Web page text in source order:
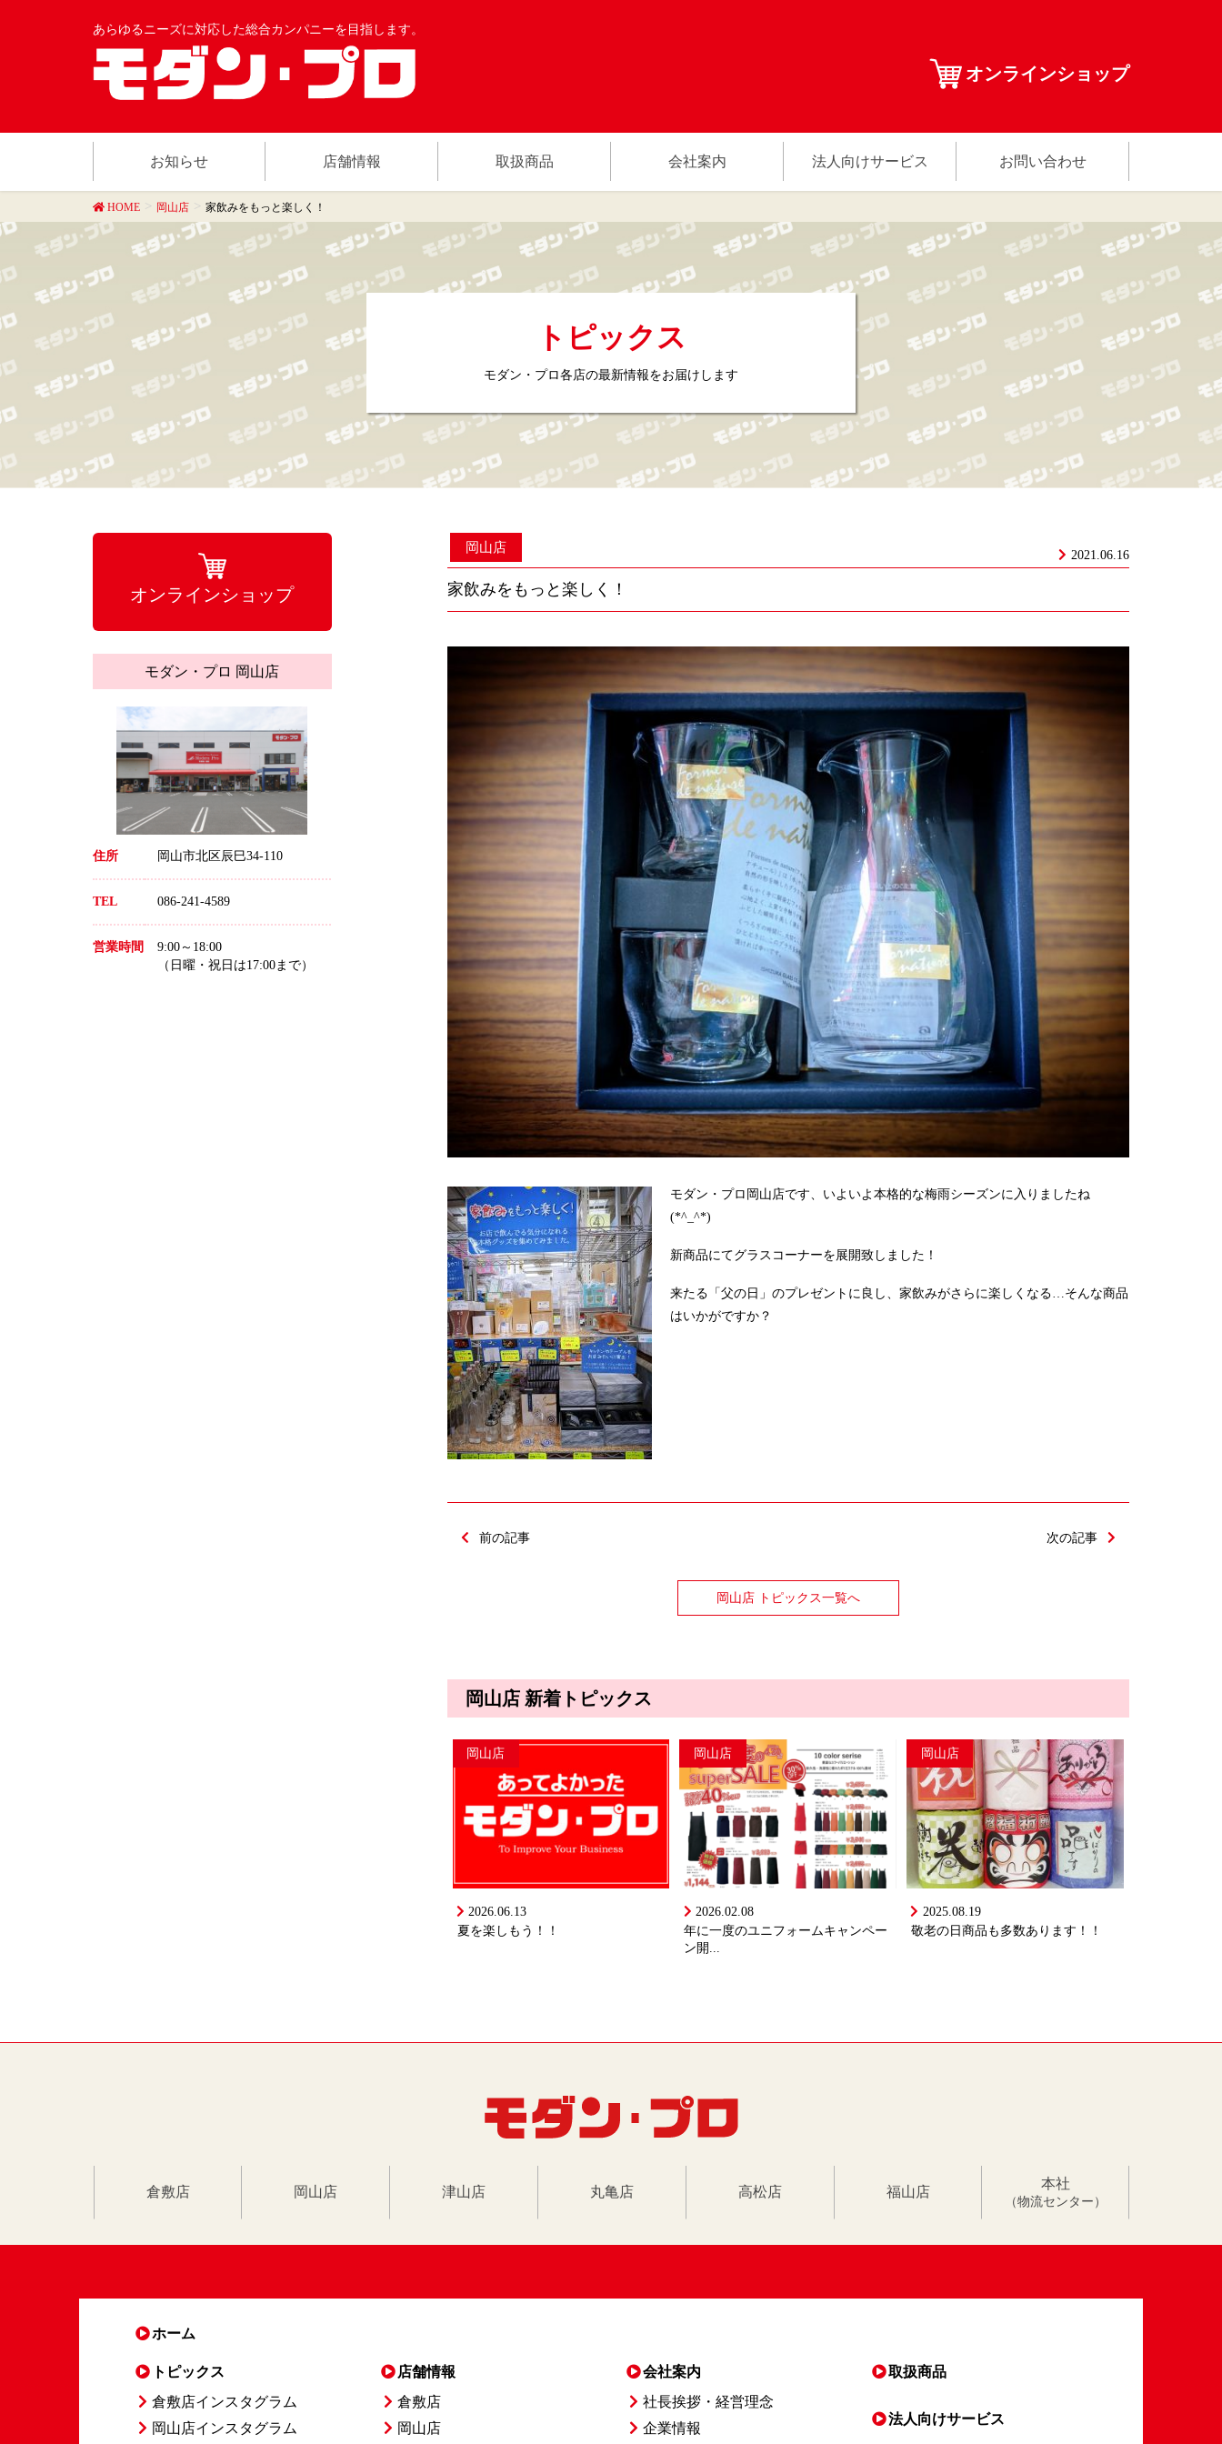
あらゆるニーズに対応した総合カンパニーを目指します。
オンラインショップ
お知らせ 店舗情報 取扱商品 会社案内 法人向けサービス お問い合わせ
HOME 岡山店 家飲みをもっと楽しく！
トピックス
モダン・プロ各店の最新情報をお届けします
2021.06.16
岡山店
家飲みをもっと楽しく！
モダン・プロ岡山店です、いよいよ本格的な梅雨シーズンに入りましたね
(*^_^*)
新商品にてグラスコーナーを展開致しました！
来たる「父の日」のプレゼントに良し、家飲みがさらに楽しくなる…そんな商品
はいかがですか？
前の記事 次の記事
岡山店 トピックス一覧へ
岡山店 新着トピックス
岡山店
2026.06.13
夏を楽しもう！！
岡山店
2026.02.08
年に一度のユニフォームキャンペー
ン開...
岡山店
2025.08.19
敬老の日商品も多数あります！！
オンラインショップ
モダン・プロ 岡山店
住所 岡山市北区辰巳34-110
TEL 086-241-4589
営業時間
9:00～18:00
（日曜・祝日は17:00まで）
倉敷店 岡山店 津山店 丸亀店 高松店 福山店
本社
（物流センター）
ホーム
トピックス
倉敷店インスタグラム
岡山店インスタグラム
店舗情報
倉敷店
岡山店
会社案内
社長挨拶・経営理念
企業情報
取扱商品
法人向けサービス